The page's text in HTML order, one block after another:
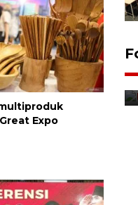
Expo
mesin